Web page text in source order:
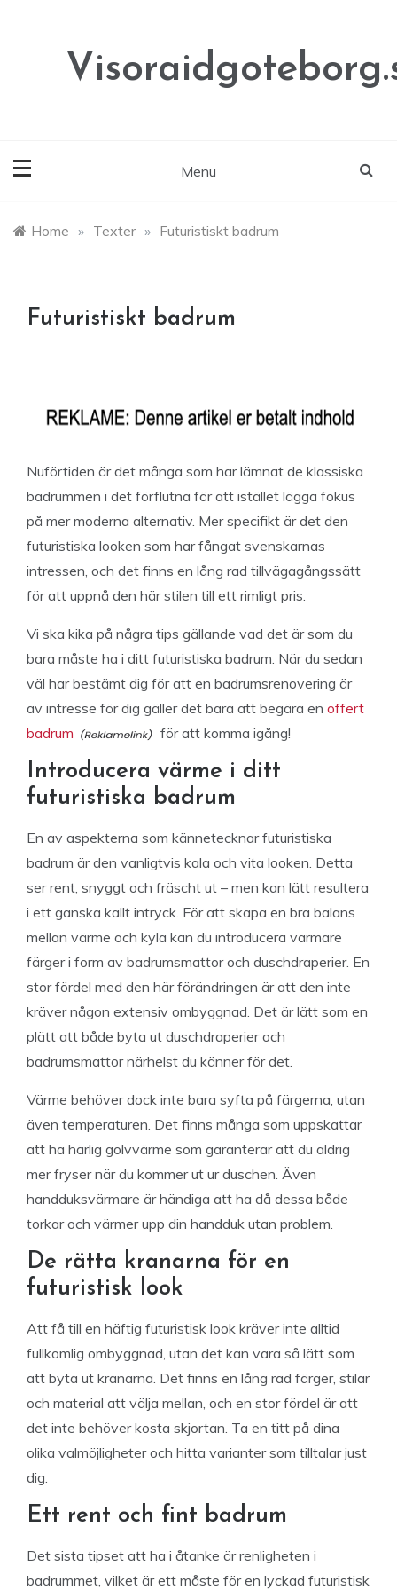
Menu
Home » Texter » Futuristiskt badrum
Futuristiskt badrum
Nuförtiden är det många som har lämnat de klassiska
badrummen i det förflutna för att istället lägga fokus
på mer moderna alternativ. Mer specifikt är det den
futuristiska looken som har fångat svenskarnas
intressen, och det finns en lång rad tillvägagångssätt
för att uppnå den här stilen till ett rimligt pris.
Vi ska kika på några tips gällande vad det är som du
bara måste ha i ditt futuristiska badrum. När du sedan
väl har bestämt dig för att en badrumsrenovering är
av intresse för dig gäller det bara att begära en offert
badrum
för att komma igång!
Introducera värme i ditt
futuristiska badrum
En av aspekterna som kännetecknar futuristiska
badrum är den vanligtvis kala och vita looken. Detta
ser rent, snyggt och fräscht ut – men kan lätt resultera
i ett ganska kallt intryck. För att skapa en bra balans
mellan värme och kyla kan du introducera varmare
färger i form av badrumsmattor och duschdraperier. En
stor fördel med den här förändringen är att den inte
kräver någon extensiv ombyggnad. Det är lätt som en
plätt att både byta ut duschdraperier och
badrumsmattor närhelst du känner för det.
Värme behöver dock inte bara syfta på färgerna, utan
även temperaturen. Det finns många som uppskattar
att ha härlig golvvärme som garanterar att du aldrig
mer fryser när du kommer ut ur duschen. Även
handduksvärmare är händiga att ha då dessa både
torkar och värmer upp din handduk utan problem.
De rätta kranarna för en
futuristisk look
Att få till en häftig futuristisk look kräver inte alltid
fullkomlig ombyggnad, utan det kan vara så lätt som
att byta ut kranarna. Det finns en lång rad färger, stilar
och material att välja mellan, och en stor fördel är att
det inte behöver kosta skjortan. Ta en titt på dina
olika valmöjligheter och hitta varianter som tilltalar just
dig.
Ett rent och fint badrum
Det sista tipset att ha i åtanke är renligheten i
badrummet, vilket är ett måste för en lyckad futuristisk